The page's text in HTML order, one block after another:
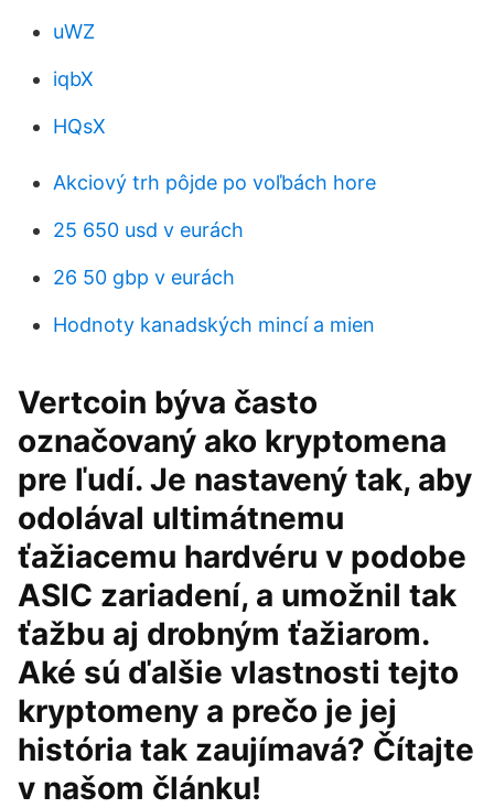
uWZ
iqbX
HQsX
Akciový trh pôjde po voľbách hore
25 650 usd v eurách
26 50 gbp v eurách
Hodnoty kanadských mincí a mien
Vertcoin býva často
označovaný ako kryptomena
pre ľudí. Je nastavený tak, aby
odolával ultimátnemu
ťažiacemu hardvéru v podobe
ASIC zariadení, a umožnil tak
ťažbu aj drobným ťažiarom.
Aké sú ďalšie vlastnosti tejto
kryptomeny a prečo je jej
história tak zaujímavá? Čítajte
v našom článku!